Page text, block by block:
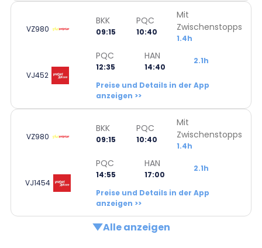
VZ980
BKK
09:15
PQC
10:40
Mit
Zwischenstopps
1.4h
VJ452
PQC
12:35
HAN
14:40
2.1h
Preise und Details in der App
anzeigen >>
VZ980
BKK
09:15
PQC
10:40
Mit
Zwischenstopps
1.4h
VJ1454
PQC
14:55
HAN
17:00
2.1h
Preise und Details in der App
anzeigen >>
Alle anzeigen